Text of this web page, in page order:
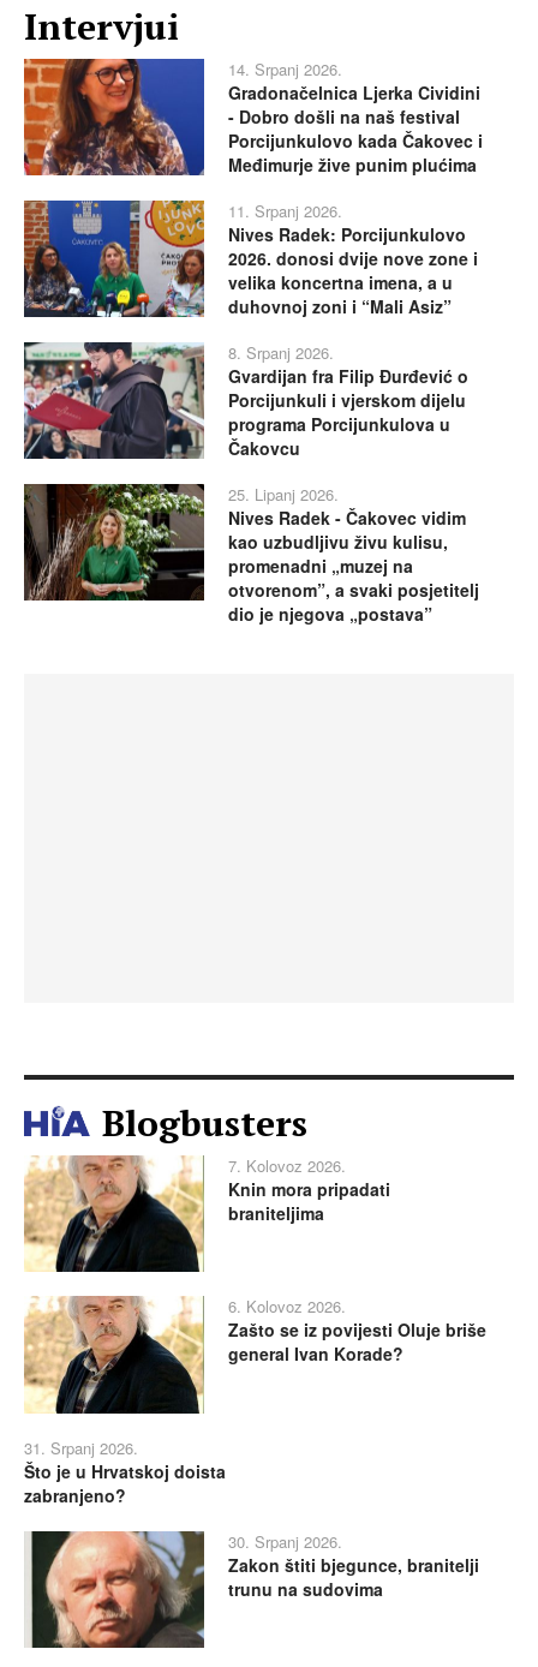
Intervjui
14. Srpanj 2026.
Gradonačelnica Ljerka Cividini
- Dobro došli na naš festival
Porcijunkulovo kada Čakovec i
Međimurje žive punim plućima
11. Srpanj 2026.
Nives Radek: Porcijunkulovo
2026. donosi dvije nove zone i
velika koncertna imena, a u
duhovnoj zoni i “Mali Asiz”
8. Srpanj 2026.
Gvardijan fra Filip Đurđević o
Porcijunkuli i vjerskom dijelu
programa Porcijunkulova u
Čakovcu
25. Lipanj 2026.
Nives Radek - Čakovec vidim
kao uzbudljivu živu kulisu,
promenadni „muzej na
otvorenom”, a svaki posjetitelj
dio je njegova „postava”
Blogbusters
7. Kolovoz 2026.
Knin mora pripadati
braniteljima
6. Kolovoz 2026.
Zašto se iz povijesti Oluje briše
general Ivan Korade?
31. Srpanj 2026.
Što je u Hrvatskoj doista
zabranjeno?
30. Srpanj 2026.
Zakon štiti bjegunce, branitelji
trunu na sudovima